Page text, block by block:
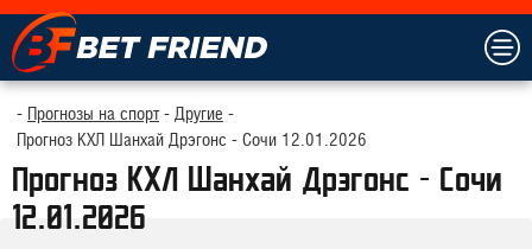
Прогнозы на спорт
Другие
Прогноз КХЛ Шанхай Дрэгонс - Сочи 12.01.2026
Прогноз КХЛ Шанхай Дрэгонс - Сочи
12.01.2026